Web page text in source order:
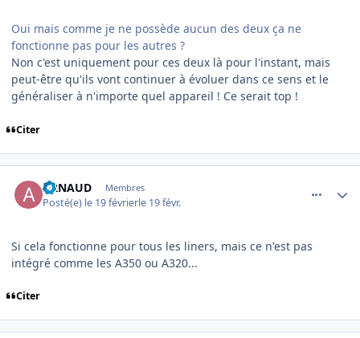
Oui mais comme je ne possède aucun des deux ça ne
fonctionne pas pour les autres ?
Non c'est uniquement pour ces deux là pour l'instant, mais
peut-être qu'ils vont continuer à évoluer dans ce sens et le
généraliser à n'importe quel appareil ! Ce serait top !
Citer
ARNAUD Membres
Posté(e) le 19 févrierle 19 févr.
Si cela fonctionne pour tous les liners, mais ce n'est pas
intégré comme les A350 ou A320...
Citer